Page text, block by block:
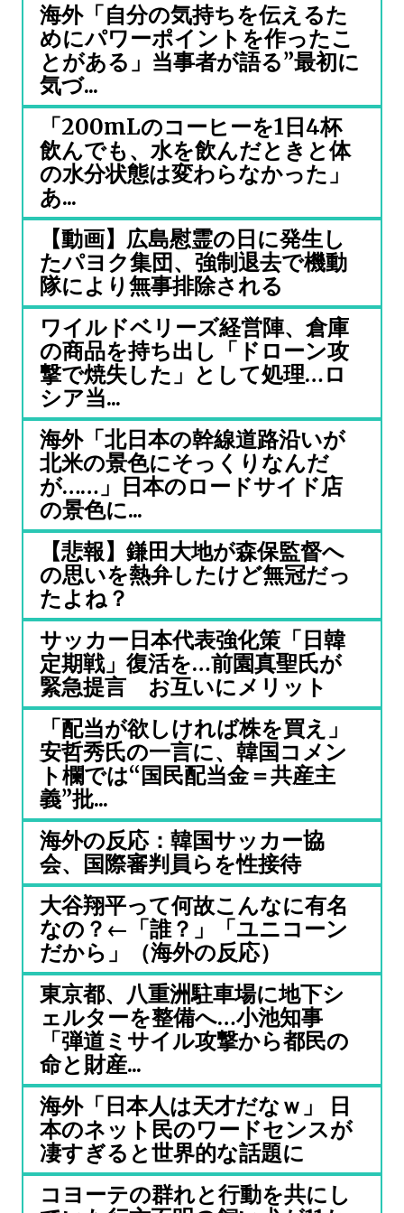
海外「自分の気持ちを伝えるた
めにパワーポイントを作ったこ
とがある」当事者が語る”最初に
気づ...
「200mLのコーヒーを1日4杯
飲んでも、水を飲んだときと体
の水分状態は変わらなかった」
あ...
【動画】広島慰霊の日に発生し
たパヨク集団、強制退去で機動
隊により無事排除される
ワイルドベリーズ経営陣、倉庫
の商品を持ち出し「ドローン攻
撃で焼失した」として処理…ロ
シア当...
海外「北日本の幹線道路沿いが
北米の景色にそっくりなんだ
が……」日本のロードサイド店
の景色に...
【悲報】鎌田大地が森保監督へ
の思いを熱弁したけど無冠だっ
たよね？
サッカー日本代表強化策「日韓
定期戦」復活を…前園真聖氏が
緊急提言 お互いにメリット
「配当が欲しければ株を買え」
安哲秀氏の一言に、韓国コメン
ト欄では“国民配当金＝共産主
義”批...
海外の反応：韓国サッカー協
会、国際審判員らを性接待
大谷翔平って何故こんなに有名
なの？←「誰？」「ユニコーン
だから」（海外の反応）
東京都、八重洲駐車場に地下シ
ェルターを整備へ…小池知事
「弾道ミサイル攻撃から都民の
命と財産...
海外「日本人は天才だなｗ」 日
本のネット民のワードセンスが
凄すぎると世界的な話題に
コヨーテの群れと行動を共にし